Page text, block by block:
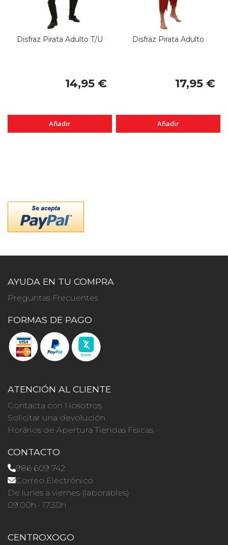
Disfraz Pirata Adulto T/U
14,95 €
Añadir
Disfraz Pirata Adulto
17,95 €
Añadir
AYUDA EN TU COMPRA
Preguntas Frecuentes
FORMAS DE PAGO
ATENCIÓN AL CLIENTE
Contacta con Nosotros
Solicitar una devolución
Horários de Apertura Tiendas Físicas
CONTACTO
986 609 742
Correo Electrónico
De lunes a viernes (laborables)
09.00h · 17.30h
CENTROXOGO